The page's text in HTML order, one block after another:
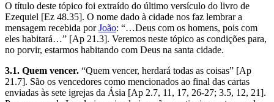
O título deste tópico foi extraído do último versículo do livro de
Ezequiel [Ez 48.35]. O nome dado à cidade nos faz lembrar a
mensagem recebida porJoão: “…Deus com os homens, pois com
eles habitará…” [Ap 21.3]. Veremos neste tópico as condições para,
no porvir, estarmos habitando com Deus na santa cidade.
3.1. Quem vencer. “Quem vencer, herdará todas as coisas” [Ap
21.7]. São os vencedores como mencionados ao final das cartas
enviadas às sete igrejas da Ásia [Ap 2.7, 11, 17, 26-27; 3.5, 12, 21].